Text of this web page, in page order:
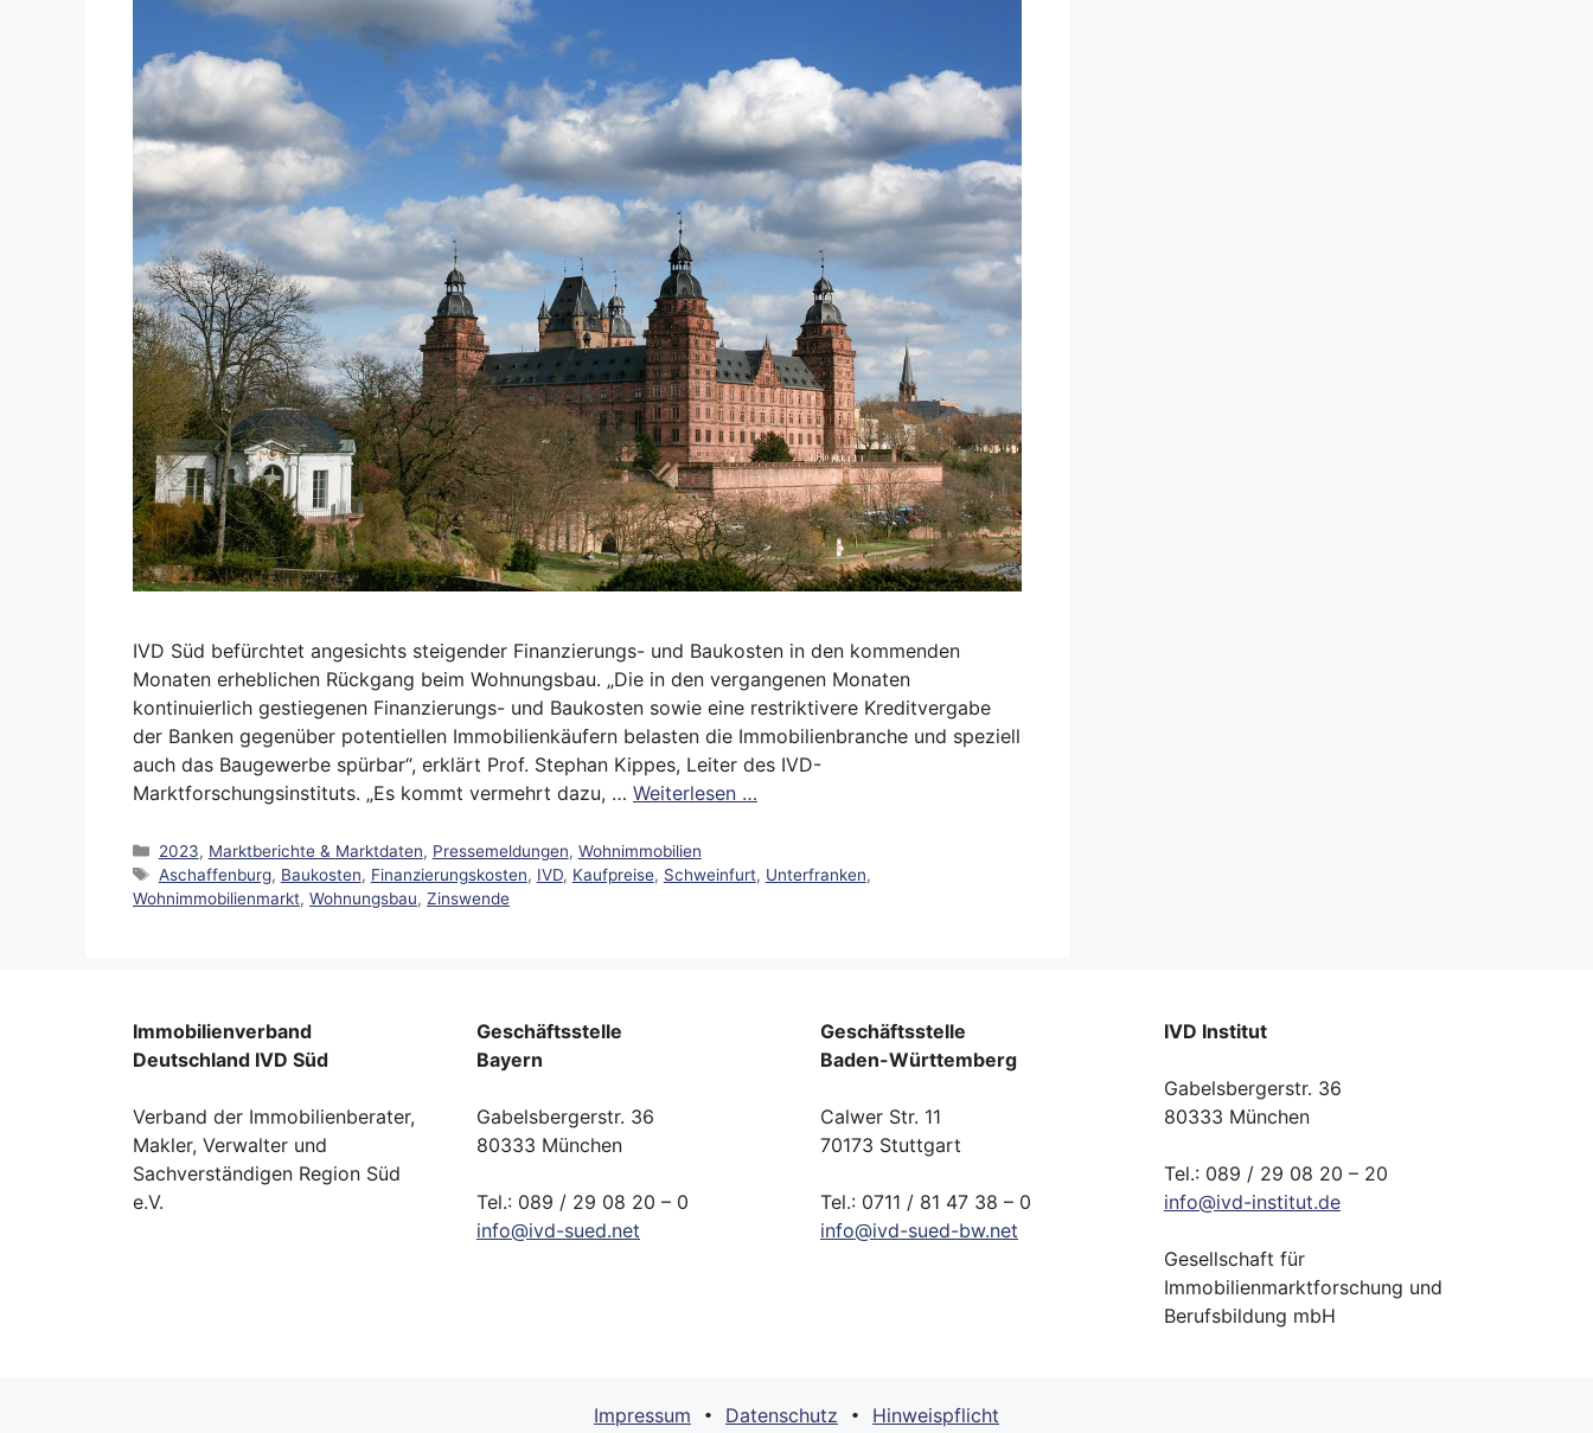
IVD Süd befürchtet angesichts steigender Finanzierungs- und Baukosten in den kommenden
Monaten erheblichen Rückgang beim Wohnungsbau. „Die in den vergangenen Monaten
kontinuierlich gestiegenen Finanzierungs- und Baukosten sowie eine restriktivere Kreditvergabe
der Banken gegenüber potentiellen Immobilienkäufern belasten die Immobilienbranche und speziell
auch das Baugewerbe spürbar“, erklärt Prof. Stephan Kippes, Leiter des IVD-
Marktforschungsinstituts. „Es kommt vermehrt dazu, … Weiterlesen …
Kategorien
2023, Marktberichte & Marktdaten, Pressemeldungen, Wohnimmobilien
Schlagwörter
Aschaffenburg, Baukosten, Finanzierungskosten, IVD, Kaufpreise, Schweinfurt, Unterfranken,
Wohnimmobilienmarkt, Wohnungsbau, Zinswende
Immobilienverband
Deutschland IVD Süd
Verband der Immobilienberater,
Makler, Verwalter und
Sachverständigen Region Süd
e.V.
Geschäftsstelle
Bayern
Gabelsbergerstr. 36
80333 München
Tel.: 089 / 29 08 20 – 0
info@ivd-sued.net
Geschäftsstelle
Baden-Württemberg
Calwer Str. 11
70173 Stuttgart
Tel.: 0711 / 81 47 38 – 0
info@ivd-sued-bw.net
IVD Institut
Gabelsbergerstr. 36
80333 München
Tel.: 089 / 29 08 20 – 20
info@ivd-institut.de
Gesellschaft für
Immobilienmarktforschung und
Berufsbildung mbH
Impressum • Datenschutz • Hinweispflicht